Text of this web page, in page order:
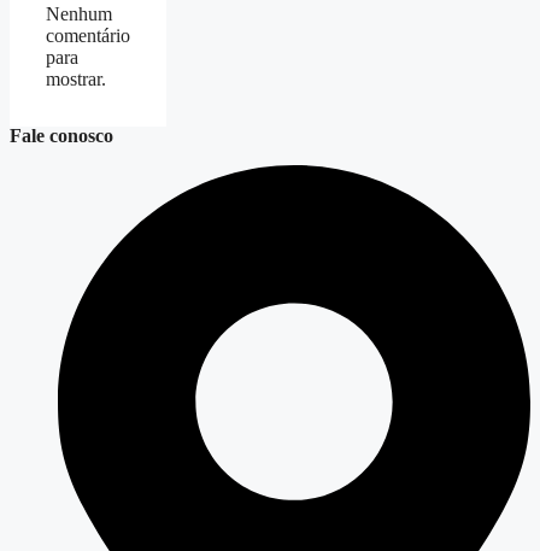
Nenhum
comentário
para
mostrar.
Fale conosco